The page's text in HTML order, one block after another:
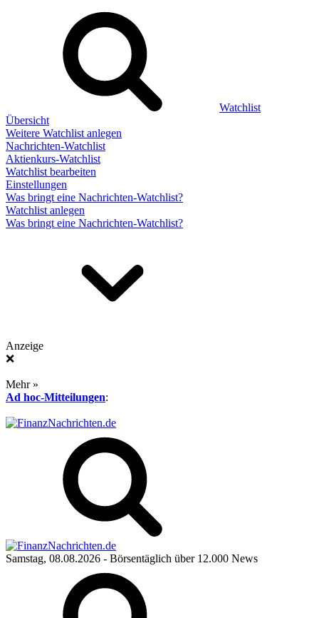
Watchlist
Übersicht
Weitere Watchlist anlegen
Nachrichten-Watchlist
Aktienkurs-Watchlist
Watchlist bearbeiten
Einstellungen
Was bringt eine Nachrichten-Watchlist?
Watchlist anlegen
Was bringt eine Nachrichten-Watchlist?
Anzeige
❌
Mehr »
Ad hoc-Mitteilungen:
Samstag, 08.08.2026 - Börsentäglich über 12.000 News